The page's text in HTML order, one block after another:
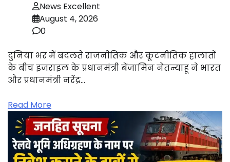
News Excellent
August 4, 2026
0
दुनिया भर में बदलते राजनीतिक और कूटनीतिक हालातों
के बीच इजराइल के प्रधानमंत्री बेंजामिन नेतन्याहू ने भारत
और प्रधानमंत्री नरेंद्र…
Read More